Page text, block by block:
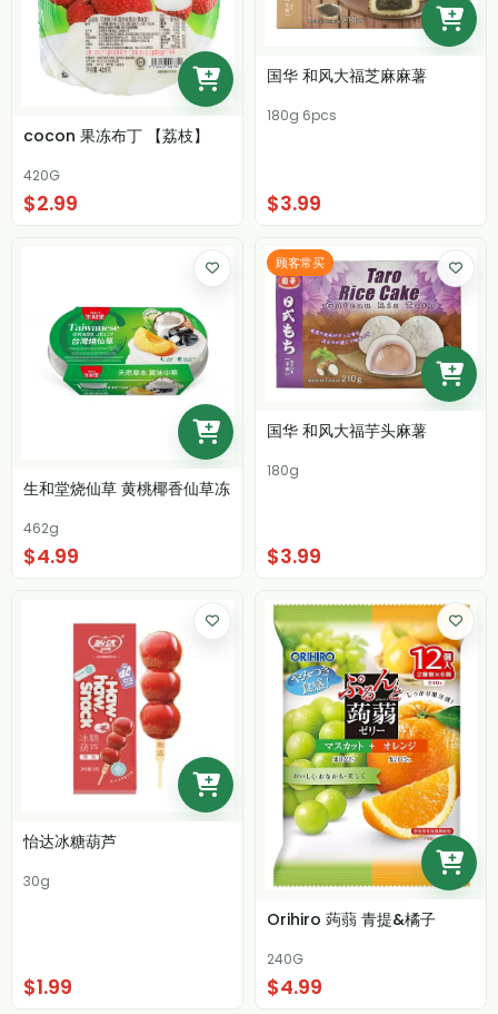
cocon 果冻布丁 【荔枝】
420G
$2.99
国华 和风大福芝麻麻薯
180g 6pcs
$3.99
生和堂烧仙草 黄桃椰香仙草冻
462g
$4.99
顾客常买
国华 和风大福芋头麻薯
180g
$3.99
怡达冰糖葫芦
30g
$1.99
Orihiro 蒟蒻 青提&橘子
240G
$4.99